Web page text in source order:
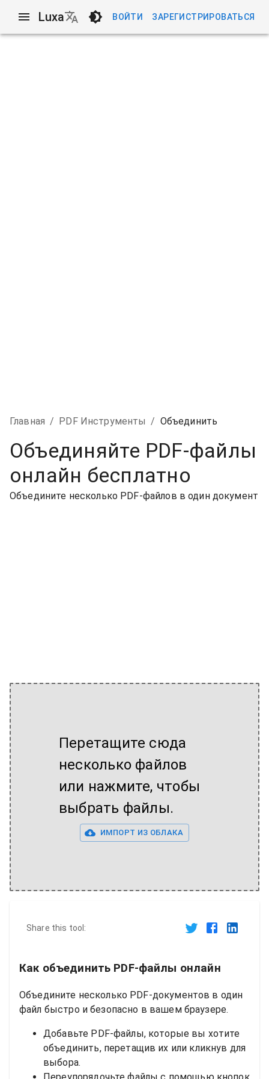
Luxa ВОЙТИ ЗАРЕГИСТРИРОВАТЬСЯ
Главная / PDF Инструменты / Объединить
Объединяйте PDF-файлы
онлайн бесплатно
Объедините несколько PDF-файлов в один документ
Перетащите сюда
несколько файлов
или нажмите, чтобы
выбрать файлы.
ИМПОРТ ИЗ ОБЛАКА
Share this tool:
Как объединить PDF-файлы онлайн
Объедините несколько PDF-документов в один
файл быстро и безопасно в вашем браузере.
Добавьте PDF-файлы, которые вы хотите
объединить, перетащив их или кликнув для
выбора.